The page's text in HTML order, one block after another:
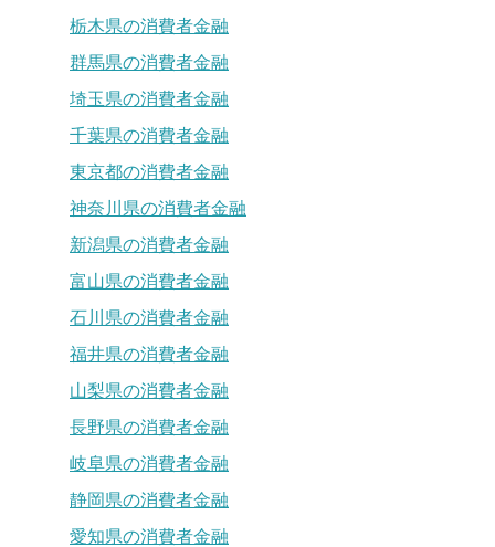
栃木県の消費者金融
群馬県の消費者金融
埼玉県の消費者金融
千葉県の消費者金融
東京都の消費者金融
神奈川県の消費者金融
新潟県の消費者金融
富山県の消費者金融
石川県の消費者金融
福井県の消費者金融
山梨県の消費者金融
長野県の消費者金融
岐阜県の消費者金融
静岡県の消費者金融
愛知県の消費者金融